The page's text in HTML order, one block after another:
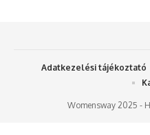
Womensway 2025 -
Adatkezelési tájékoztató